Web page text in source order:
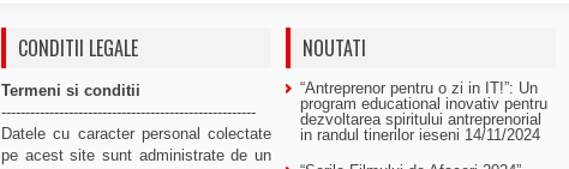
CONDITII LEGALE
Termeni si conditii
-----------------------------------------------------
Datele cu caracter personal colectate
pe acest site sunt administrate de un
NOUTATI
“Antreprenor pentru o zi in IT!”: Un
program educational inovativ pentru
dezvoltarea spiritului antreprenorial
in randul tinerilor ieseni 14/11/2024